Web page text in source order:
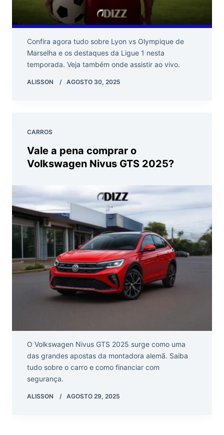
Confira agora tudo sobre Lyon vs Olympique de
Marselha e os destaques da Ligue 1 nesta
temporada. Veja também onde assistir ao vivo.
ALISSON AGOSTO 30, 2025
CARROS
Vale a pena comprar o
Volkswagen Nivus GTS 2025?
O Volkswagen Nivus GTS 2025 surge como uma
das grandes apostas da montadora alemã. Saiba
tudo sobre o carro e como financiar com
segurança.
ALISSON AGOSTO 29, 2025